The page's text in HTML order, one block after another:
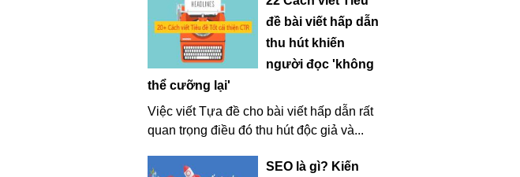
đề bài viết hấp dẫn
thu hút khiến
người đọc 'không
thể cưỡng lại'
Việc viết Tựa đề cho bài viết hấp dẫn rất
quan trọng điều đó thu hút độc giả và...
SEO là gì? Kiến